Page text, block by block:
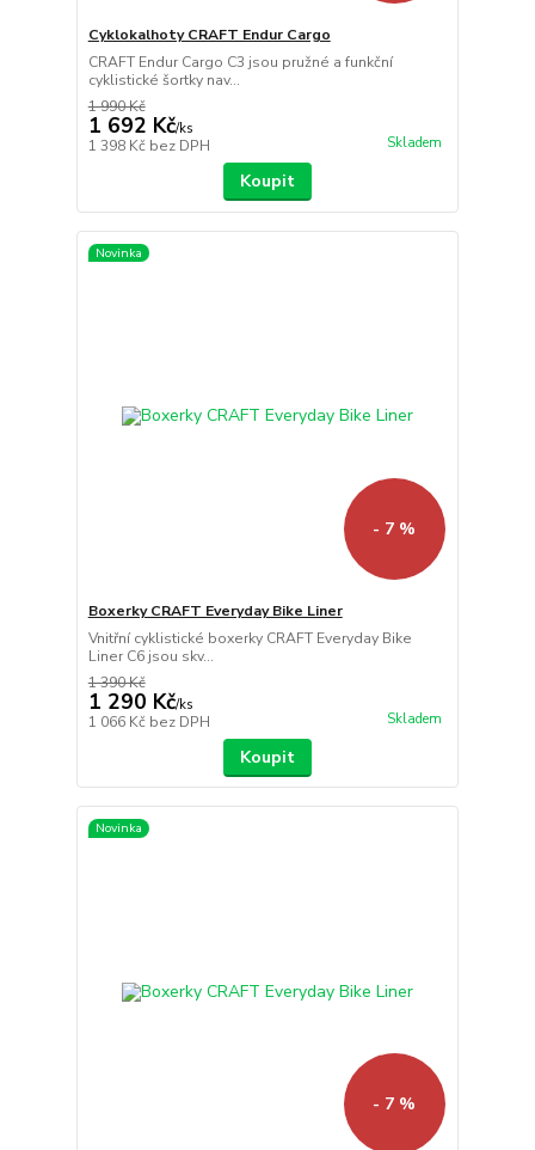
Cyklokalhoty CRAFT Endur Cargo
CRAFT Endur Cargo C3 jsou pružné a funkční
cyklistické šortky nav...
1 990 Kč
1 692 Kč/ks
1 398 Kč bez DPH Skladem
Koupit
Novinka
- 7 %
Boxerky CRAFT Everyday Bike Liner
Vnitřní cyklistické boxerky CRAFT Everyday Bike
Liner C6 jsou skv...
1 390 Kč
1 290 Kč/ks
1 066 Kč bez DPH Skladem
Koupit
Novinka
- 7 %